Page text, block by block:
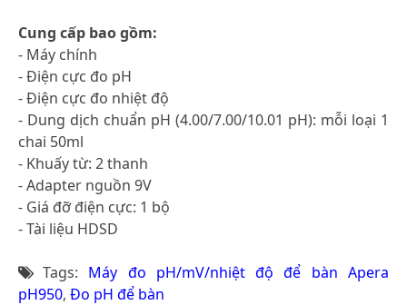
Cung cấp bao gồm:
- Máy chính
- Điện cực đo pH
- Điện cực đo nhiệt độ
- Dung dịch chuẩn pH (4.00/7.00/10.01 pH): mỗi loại 1
chai 50ml
- Khuấy từ: 2 thanh
- Adapter nguồn 9V
- Giá đỡ điện cực: 1 bộ
- Tài liệu HDSD
Tags: Máy đo pH/mV/nhiệt độ để bàn Apera
pH950, Đo pH để bàn